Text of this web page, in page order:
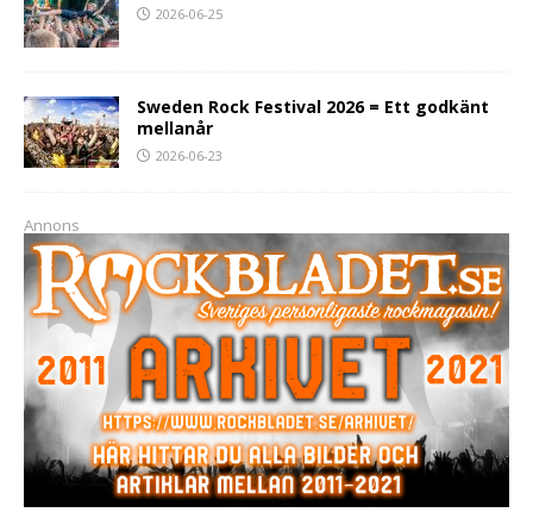
2026-06-25
Sweden Rock Festival 2026 = Ett godkänt
mellanår
2026-06-23
Annons